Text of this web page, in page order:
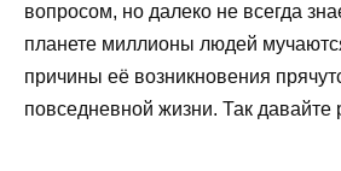
вопросом, но далеко не всегда
планете миллионы людей
причины её возникновения
повседневной жизни. Так давайте